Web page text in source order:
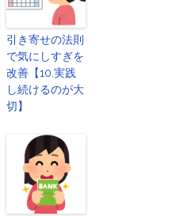
引き寄せの法則
で気にしすぎを
改善【10.実践
し続けるのが大
切】